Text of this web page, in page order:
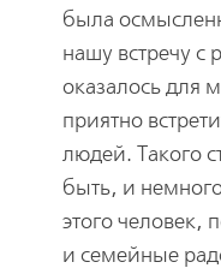
была
нашу встречу с
оказалось для
приятно
людей. Такого
быть, и
этого человек,
и семейные